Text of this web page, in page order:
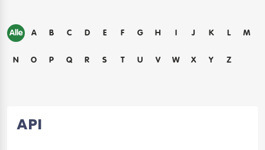
Alle A B C D E F G H I J K L M
N O P Q R S T U V W X Y Z
API